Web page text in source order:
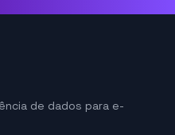
de dados para e-